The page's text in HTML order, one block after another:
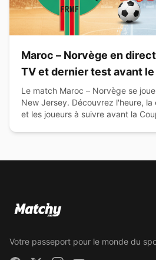
Maroc – Norvège en
TV et dernier test avant
Le match Maroc – Norvège se
New Jersey. Découvrez l'heure, la
et les joueurs à suivre avant la
Votre passeport pour le monde du